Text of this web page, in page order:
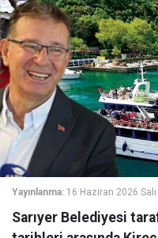
Yayınlanma: 16 Haziran 2026 Salı
Sarıyer Belediyesi